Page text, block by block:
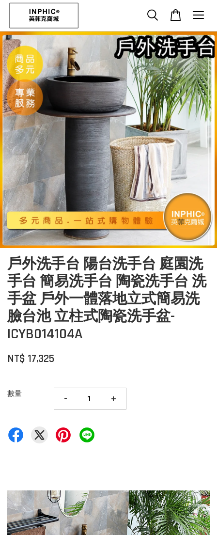
戶外洗手台 陽台洗手台 庭園洗
手台 簡易洗手台 陶瓷洗手台 洗
手盆 戶外一體落地立式簡易洗
臉台池 立柱式陶瓷洗手盆-
ICYB014104A
NT$ 17,325
數量 - +